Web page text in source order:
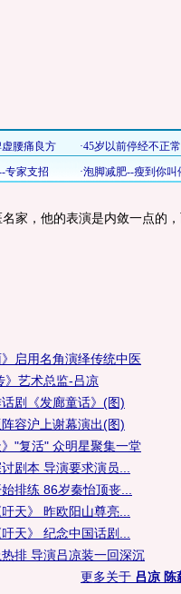
家，他的表演是内敛一点的
启用名角演绎传统中医
》艺术总监-吕凉
剧《发廊童话》(图)
容沪上谢幕演出(图)
"复活" 众明星聚集一堂
剧本 导演要求演员...
排练 86岁秦怡顶丧...
天》 昨欧阳山尊亮...
天》 纪念中国话剧...
排 导演吕凉装一回深沉
更多关于 吕凉 陈